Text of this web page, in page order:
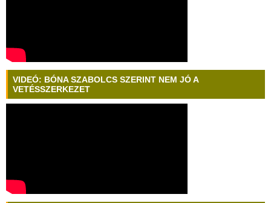
VIDEÓ: BÓNA SZABOLCS SZERINT NEM JÓ A
VETÉSSZERKEZET